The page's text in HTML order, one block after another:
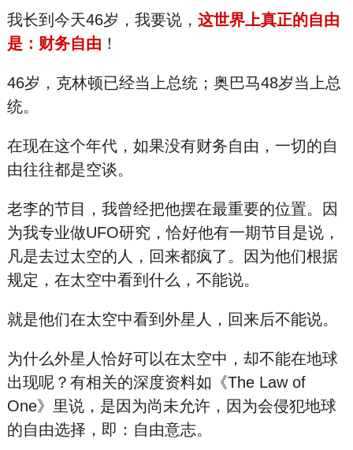
我长到今天46岁，我要说， 这世界上真正的自由
是：财务自由 ！
46岁，克林顿已经当上总统；奥巴马48岁当上总
统。
在现在这个年代，如果没有财务自由，一切的自
由往往都是空谈。
老李的节目，我曾经把他摆在最重要的位置。因
为我专业做UFO研究，恰好他有一期节目是说，
凡是去过太空的人，回来都疯了。因为他们根据
规定，在太空中看到什么，不能说。
就是他们在太空中看到外星人，回来后不能说。
为什么外星人恰好可以在太空中，却不能在地球
出现呢？有相关的深度资料如《The Law of
One》里说，是因为尚未允许，因为会侵犯地球
的自由选择，即：自由意志。